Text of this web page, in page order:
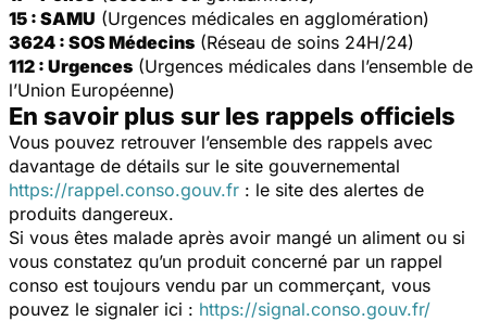
15 : SAMU (Urgences médicales en agglomération)
3624 : SOS Médecins (Réseau de soins 24H/24)
112 : Urgences (Urgences médicales dans l’ensemble de
l’Union Européenne)
En savoir plus sur les rappels officiels
Vous pouvez retrouver l’ensemble des rappels avec
davantage de détails sur le site gouvernemental
https://rappel.conso.gouv.fr : le site des alertes de
produits dangereux.
Si vous êtes malade après avoir mangé un aliment ou si
vous constatez qu’un produit concerné par un rappel
conso est toujours vendu par un commerçant, vous
pouvez le signaler ici : https://signal.conso.gouv.fr/